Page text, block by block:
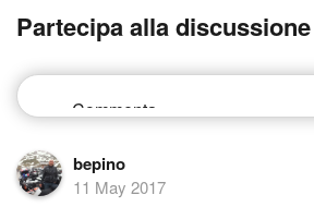
Partecipa alla discussione
bepino
11 May 2017